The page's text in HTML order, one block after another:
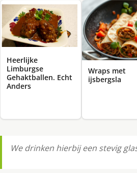
Heerlijke
Limburgse
Gehaktballen. Echt
Anders
Wraps met
ijsbergsla
We drinken hierbij een stevig